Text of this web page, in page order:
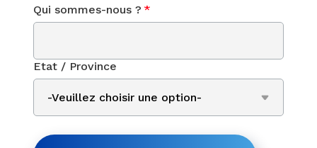
Qui sommes-nous ? *
Etat / Province